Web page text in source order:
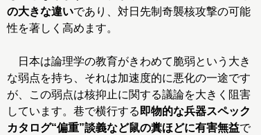
の大きな違いであり、対日先制奇襲核攻撃の可能
性を著しく高めます。
日本は論理学の教育がきわめて脆弱という大き
な弱点を持ち、それは加速度的に悪化の一途です
が、この弱点は核抑止に関する議論を大きく阻害
しています。巷で横行する即物的な兵器スペック
カタログ“偏重”談義など鼠の糞ほどに有害無益で